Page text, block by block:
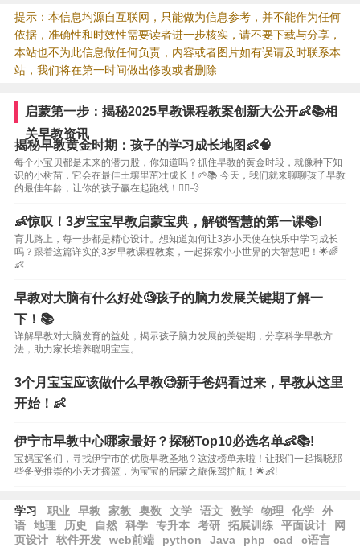
提示：本信息均源自互联网，只能做为信息参考，并不能作为任何
依据，准确性和时效性需要读者进一步核实，请不要下载与分享，
本站也不为此信息做任何负责，内容或者图片如有误请及时联系本
站，我们将在第一时间做出修改或者删除
启蒙第一步：揭秘2025早教课程教案创新大公开👶📚相
关早教资讯
揭秘早教黄金时期：孩子的学习成长地图👶🧠
每个小宝贝都是未来的潜力股，你知道吗？抓住早教的黄金时段，就像种下知
识的小树苗，它会在最佳土壤里茁壮成长！🌱📚 今天，我们就来聊聊孩子早教
的最佳年龄，让你的孩子赢在起跑线！🏃‍♂️💨
👶惊叹！3岁宝宝早教启蒙宝典，解锁智慧的第一课📚!
育儿路上，每一步都是精心设计。想知道如何让3岁小天使在快乐中学习成长
吗？跟着这篇详实的3岁早教课程教案，一起探索小小世界的大智慧吧！🌟🌈
👶
早教对大脑有什么好处🧐孩子的脑力发展关键期了解一
下！📚
详解早教对大脑发育的益处，揭示孩子脑力发展的关键期，分享科学早教方
法，助力家长培养聪明宝宝。
3个月宝宝应该做什么早教🧐新手爸妈看过来，早教从这里
开始！👶
伊宁市早教中心哪家最好？探秘Top10必选名单👶📚!
宝妈宝爸们，寻找伊宁市的优质早教圣地？这波榜单来啦！让我们一起揭晓那
些备受推崇的小天才摇篮，为宝宝的启蒙之旅保驾护航！🌟👶!
学习 职业 早教 家教 奥数 文学 语文 数学 物理 化学
外
语
地理 历史 自然 科学 专升本 考研 拓展训练 平面设计
网
页设计
软件开发 web前端 python Java php cad
c语言